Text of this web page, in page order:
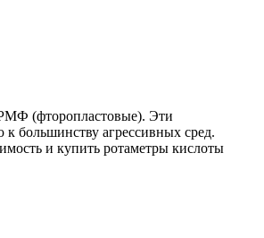
(фторопластовые). Эти
большинству агрессивных сред.
и купить ротаметры кислоты